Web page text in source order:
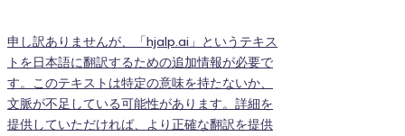
申し訳ありませんが、「hjalp.ai」というテキス
トを日本語に翻訳するための追加情報が必要で
す。このテキストは特定の意味を持たないか、
文脈が不足している可能性があります。詳細を
提供していただければ、より正確な翻訳を提供